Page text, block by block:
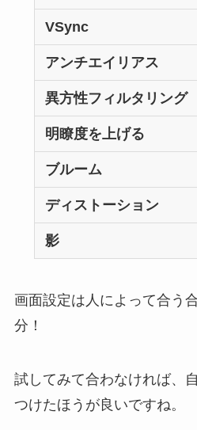
VSync
アンチエイリアス
異方性フィルタリング
明瞭度を上げる
ブルーム
ディストーション
影
画面設定は人によって合う
分！
試してみて合わなければ、
つけたほうが良いですね。